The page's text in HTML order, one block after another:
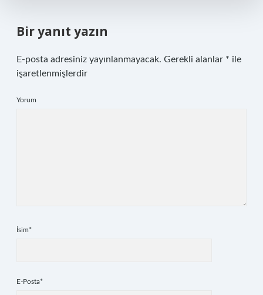
Bir yanıt yazın
E-posta adresiniz yayınlanmayacak. Gerekli alanlar * ile
işaretlenmişlerdir
Yorum
İsim*
E-Posta*